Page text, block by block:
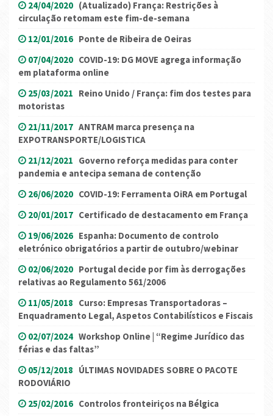
24/04/2020 (Atualizado) França: Restrições à
circulação retomam este fim-de-semana
12/01/2016 Ponte de Ribeira de Oeiras
07/04/2020 COVID-19: DG MOVE agrega informação
em plataforma online
25/03/2021 Reino Unido / França: fim dos testes para
motoristas
21/11/2017 ANTRAM marca presença na
EXPOTRANSPORTE/LOGISTICA
21/12/2021 Governo reforça medidas para conter
pandemia e antecipa semana de contenção
26/06/2020 COVID-19: Ferramenta OiRA em Portugal
20/01/2017 Certificado de destacamento em França
19/06/2026 Espanha: Documento de controlo
eletrónico obrigatórios a partir de outubro/webinar
02/06/2020 Portugal decide por fim às derrogações
relativas ao Regulamento 561/2006
11/05/2018 Curso: Empresas Transportadoras –
Enquadramento Legal, Aspetos Contabilísticos e Fiscais
02/07/2024 Workshop Online | “Regime Jurídico das
férias e das faltas”
05/12/2018 ÚLTIMAS NOVIDADES SOBRE O PACOTE
RODOVIÁRIO
25/02/2016 Controlos fronteiriços na Bélgica